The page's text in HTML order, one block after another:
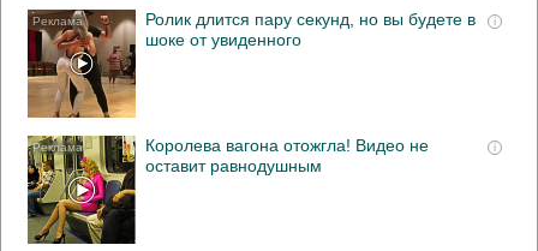
i
Ролик длится пару секунд, но вы будете в
шоке от увиденного
i
Королева вагона отожгла! Видео не
оставит равнодушным